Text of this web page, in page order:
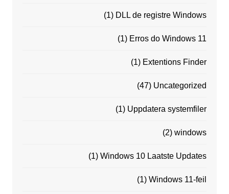
DLL de registre Windows
(1)
Erros do Windows 11
(1)
Extentions Finder
(1)
Uncategorized
(47)
Uppdatera systemfiler
(1)
windows
(2)
Windows 10 Laatste Updates
(1)
Windows 11-feil
(1)